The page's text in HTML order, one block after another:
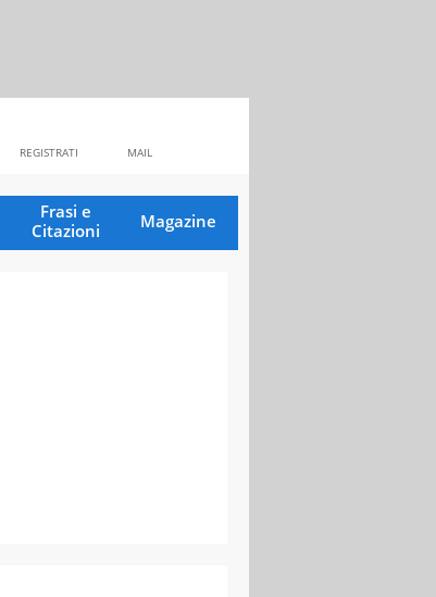
MAIL
REGISTRATI
Frasi e
Citazioni
Magazine